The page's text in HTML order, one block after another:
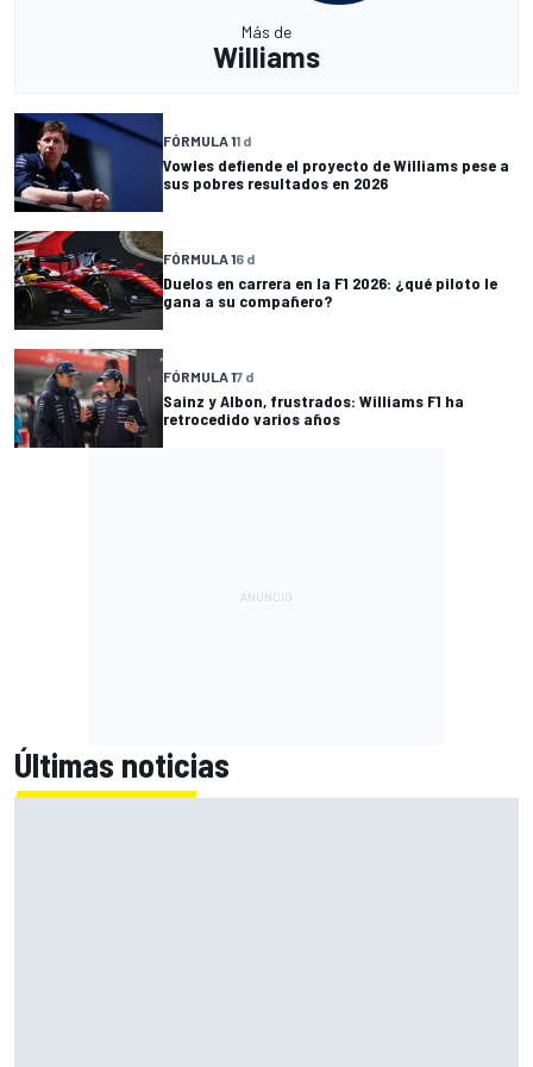
Más de
Williams
FÓRMULA 11 d
Vowles defiende el proyecto de Williams pese a
sus pobres resultados en 2026
FÓRMULA 16 d
Duelos en carrera en la F1 2026: ¿qué piloto le
gana a su compañero?
FÓRMULA 17 d
Sainz y Albon, frustrados: Williams F1 ha
retrocedido varios años
Últimas noticias